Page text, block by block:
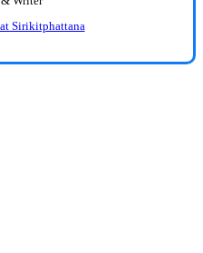
Sirikitphattana